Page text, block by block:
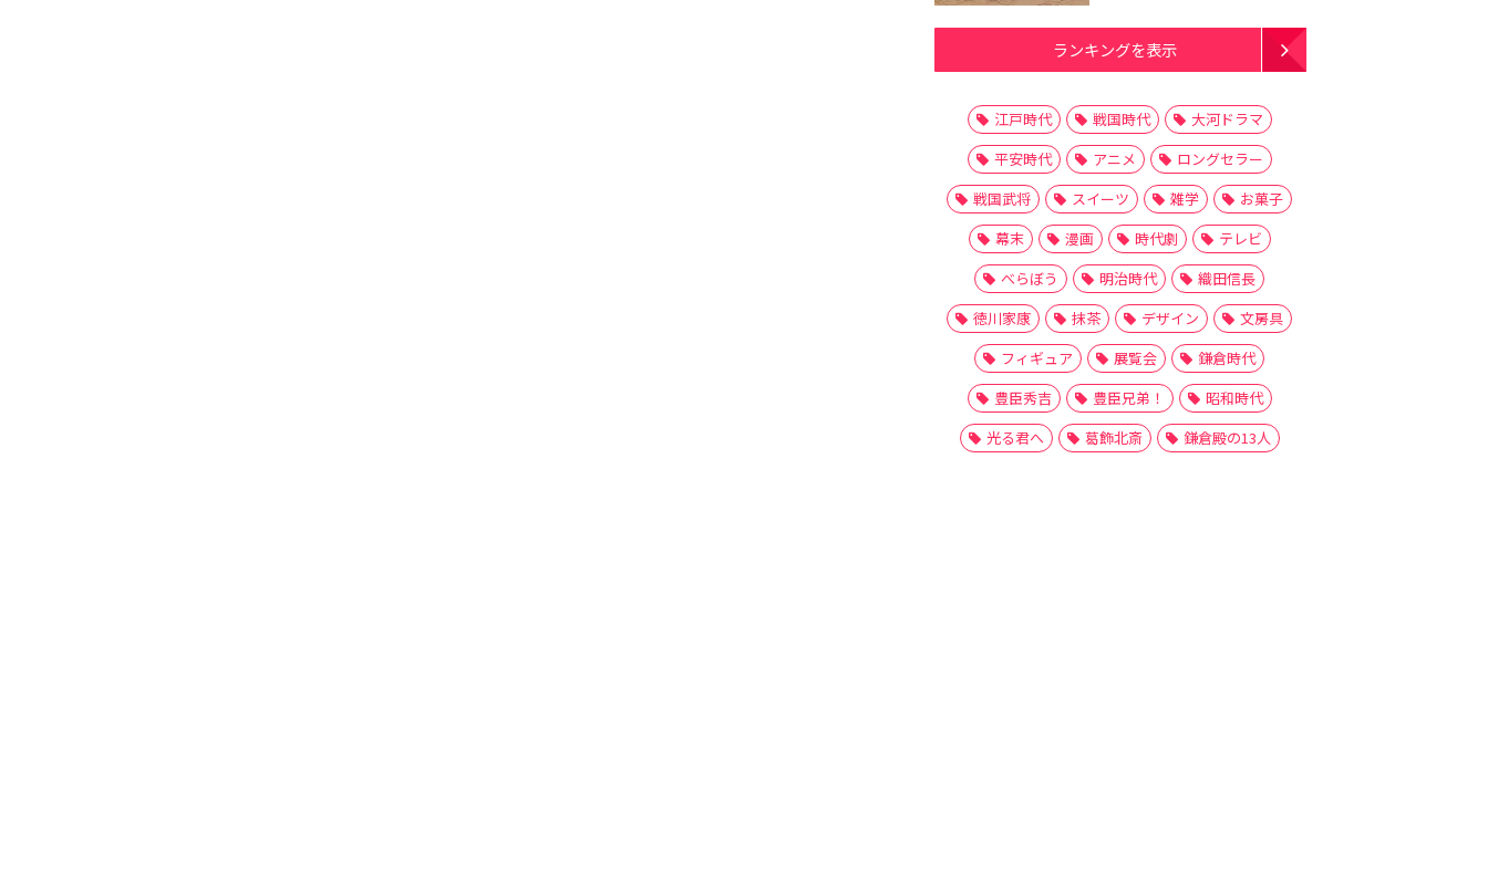
ランキングを表示
江戸時代 戦国時代
大河ドラマ
平安時代
アニメ
ロングセラー
戦国武将
スイーツ 雑学
お菓子
幕末
漫画 時代劇
テレビ
べらぼう
明治時代
織田信長
徳川家康
抹茶 デザイン
文房具
フィギュア
展覧会
鎌倉時代
豊臣秀吉
豊臣兄弟！
昭和時代
光る君へ
葛飾北斎 鎌倉殿の13人